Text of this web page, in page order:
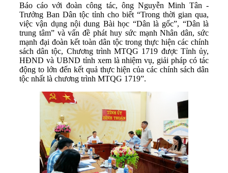
Báo cáo với đoàn công tác, ông Nguyễn Minh Tân -
Trưởng Ban Dân tộc tỉnh cho biết “Trong thời gian qua,
việc vận dụng nội dung Bài học “Dân là gốc”, “Dân là
trung tâm” và vấn đề phát huy sức mạnh Nhân dân, sức
mạnh đại đoàn kết toàn dân tộc trong thực hiện các chính
sách dân tộc, Chương trình MTQG 1719 được Tỉnh ủy,
HĐND và UBND tỉnh xem là nhiệm vụ, giải pháp có tác
động to lớn đến kết quả thực hiện của các chính sách dân
tộc nhất là chương trình MTQG 1719”.